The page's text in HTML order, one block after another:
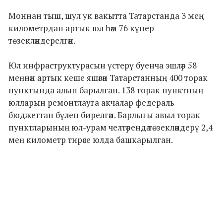
Моннан тыш, шул ук вакытта Татарстанда 3 мең
километрдан артык юл һәм 76 күпер
төзекләндерелгән.
Юл инфраструктурасын үстерү буенча эшләр 58
меңнән артык кеше яшәгән Татарстанның 400 торак
пунктында алып барылган. 138 торак пунктның
юлларын ремонтлауга акчалар федераль
бюджеттан бүлеп бирелгән. Барлыгы авыл торак
пунктларының юл-урам челтәрендә төзекләндерү 2,4
мең километр тирәсе юлда башкарылган.